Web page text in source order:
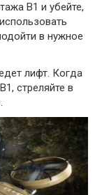
B1 и убейте,
в нужное
лифт. Когда
стреляйте в